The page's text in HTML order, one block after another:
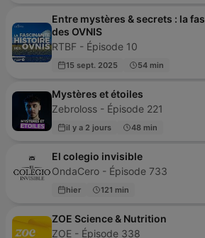
Entre mystères & secrets : la
des OVNIS
RTBF - Épisode 10
15 sept. 2025 54 min
Mystères et étoiles
Zebroloss - Épisode 221
il y a 2 jours 48 min
El colegio invisible
OndaCero - Épisode 733
hier 121 min
ZOE Science & Nutrition
ZOE - Épisode 338